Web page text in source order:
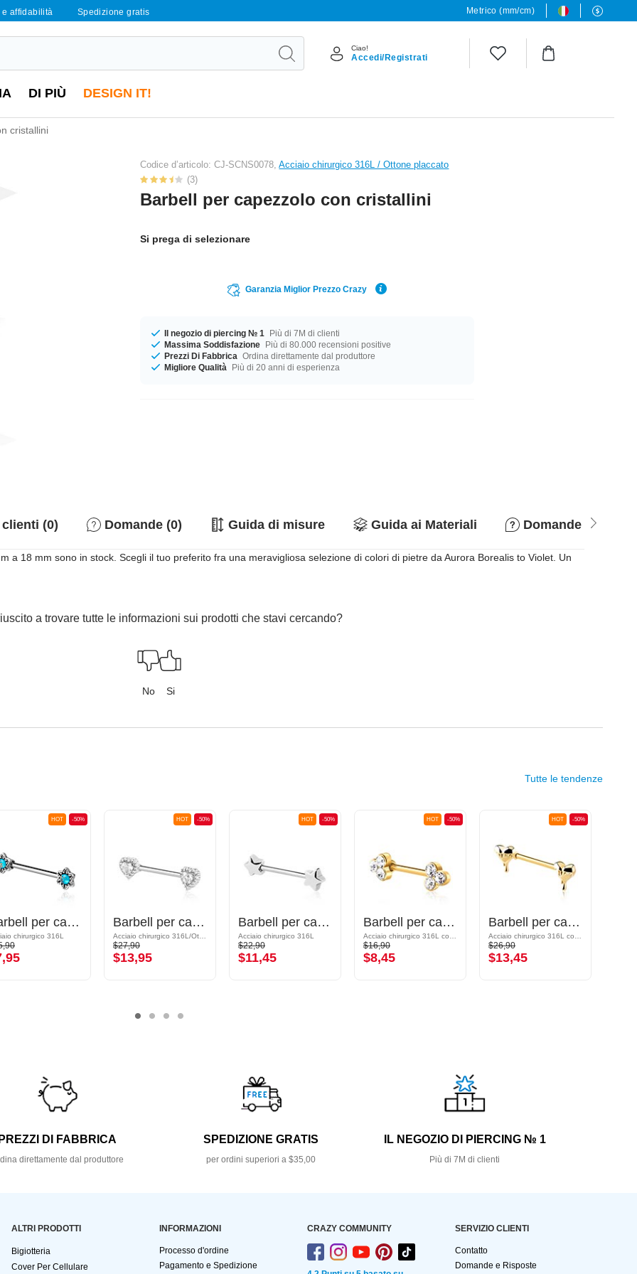
e affidabilità Spedizione gratis Metrico (mm/cm)
Ciao!
Accedi/Registrati
DI PIÙ DESIGN IT!
cristallini
Codice d’articolo: CJ-SCNS0078,Acciaio chirurgico 316L / Ottone placcato
(3)
Barbell per capezzolo con cristallini
Si prega di selezionare
Garanzia Miglior Prezzo Crazy
Il negozio di piercing № 1
Più di 7M di clienti
Massima Soddisfazione Più di 80.000 recensioni positive
Prezzi Di Fabbrica Ordina direttamente dal produttore
Migliore Qualità
Più di 20 anni di esperienza
(0) Domande (0) Guida di misure Guida ai Materiali Domande &
a 18 mm sono in stock. Scegli il tuo preferito fra una meravigliosa selezione di colori di pietre da Aurora Borealis to Violet. Un
a trovare tutte le informazioni sui prodotti che stavi cercando?
No Si
Tutte le tendenze
-50%
HOT
Barbell per capezzolo
chirurgico 316L
-50%
HOT
Barbell per capezzolo con accessorio a cuore
$27,90
$13,95
-50%
HOT
Barbell per capezzolo
Acciaio chirurgico 316L
$22,90
$11,45
-50%
HOT
Barbell per capezzolo
$16,90
$8,45
-50%
HOT
Barbell per capezzolo
$26,90
$13,45
PREZZI DI FABBRICA
direttamente dal produttore
SPEDIZIONE GRATIS
per ordini superiori a $35,00
IL NEGOZIO DI PIERCING № 1
Più di 7M di clienti
ALTRI PRODOTTI
Bigiotteria
Cover Per Cellulare
INFORMAZIONI
Processo d'ordine
Pagamento e Spedizione
CRAZY COMMUNITY SERVIZIO CLIENTI
Contatto
Domande e Risposte